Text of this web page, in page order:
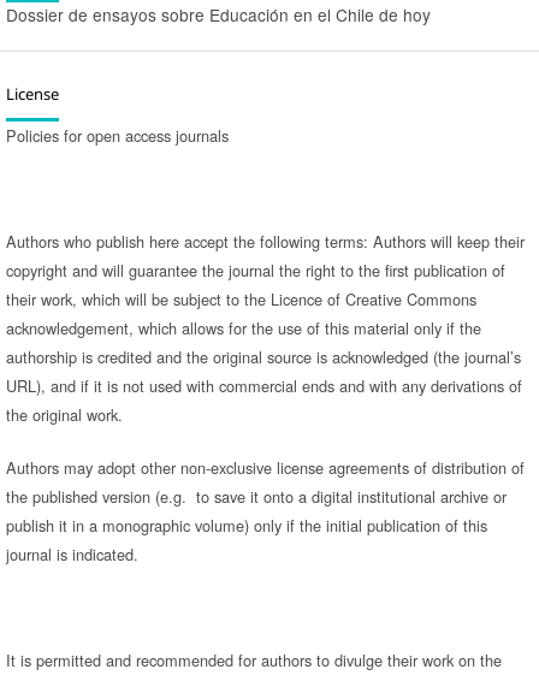
Dossier de ensayos sobre Educación en el Chile de hoy
License
Policies for open access journals
Authors who publish here accept the following terms: Authors will keep their
copyright and will guarantee the journal the right to the first publication of
their work, which will be subject to the Licence of Creative Commons
acknowledgement, which allows for the use of this material only if the
authorship is credited and the original source is acknowledged (the journal’s
URL), and if it is not used with commercial ends and with any derivations of
the original work.
Authors may adopt other non-exclusive license agreements of distribution of
the published version (e.g. to save it onto a digital institutional archive or
publish it in a monographic volume) only if the initial publication of this
journal is indicated.
It is permitted and recommended for authors to divulge their work on the